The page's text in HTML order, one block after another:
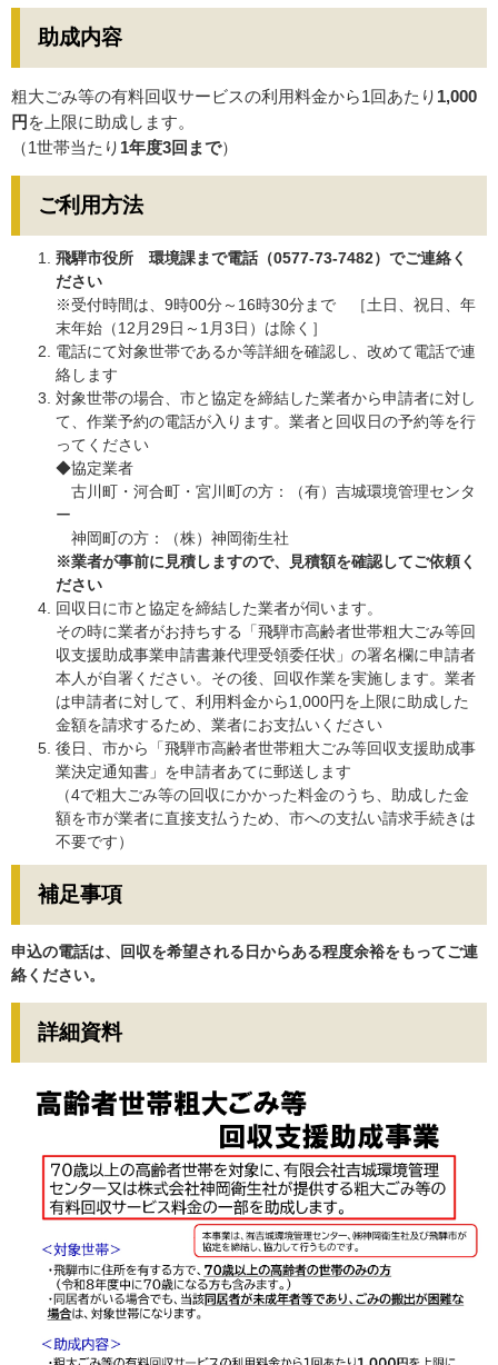
助成内容
粗大ごみ等の有料回収サービスの利用料金から1回あたり 1,000
円 を上限に助成します。
（1世帯当たり 1年度3回まで）
ご利用方法
飛騨市役所 環境課まで電話（0577-73-7482）でご連絡く
ださい
※受付時間は、9時00分～16時30分まで ［土日、祝日、年
末年始（12月29日～1月3日）は除く］
電話にて対象世帯であるか等詳細を確認し、改めて電話で連
絡します
対象世帯の場合、市と協定を締結した業者から申請者に対し
て、作業予約の電話が入ります。業者と回収日の予約等を行
ってください
◆協定業者
古川町・河合町・宮川町の方：（有）吉城環境管理センタ
ー
神岡町の方：（株）神岡衛生社
※業者が事前に見積しますので、見積額を確認してご依頼く
ださい
回収日に市と協定を締結した業者が伺います。
その時に業者がお持ちする「飛騨市高齢者世帯粗大ごみ等回
収支援助成事業申請書兼代理受領委任状」の署名欄に申請者
本人が自署ください。その後、回収作業を実施します。業者
は申請者に対して、利用料金から1,000円を上限に助成した
金額を請求するため、業者にお支払いください
後日、市から「飛騨市高齢者世帯粗大ごみ等回収支援助成事
業決定通知書」を申請者あてに郵送します
（4で粗大ごみ等の回収にかかった料金のうち、助成した金
額を市が業者に直接支払うため、市への支払い請求手続きは
不要です）
補足事項
申込の電話は、回収を希望される日からある程度余裕をもってご連
絡ください。
詳細資料